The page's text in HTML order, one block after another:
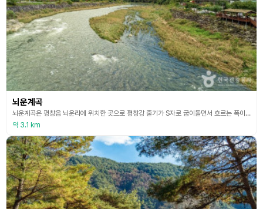
뇌운계곡
뇌운계곡은 평창읍 뇌운리에 위치한 곳으로 평창강 줄기가 S자로 굽이돌면서 흐르는 폭이 넓은 골짜기로 수량이 풍부하다. 드문드문 깎아지른 듯한 절벽과 강이 어우러져 풍광 또한 뛰어난 곳이다. 곳곳에 모래밭과 조약돌이 깔려 있어 물놀이와 야영을 하기에 알맞은 장소이다. 강이 넓고 물이 맑아 쏘가리, 꺽지, 메기 등 토종 민물고기와 다슬기가 많이 있어 낚시와 자연을 즐기기에 좋은 곳이다. 근처 민박농가에서 고추 따기, 감자 캐기와 같은 농촌체험의 기회도 제공
약 3.1 km